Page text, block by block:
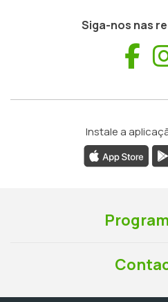
Siga-nos nas
Instale a